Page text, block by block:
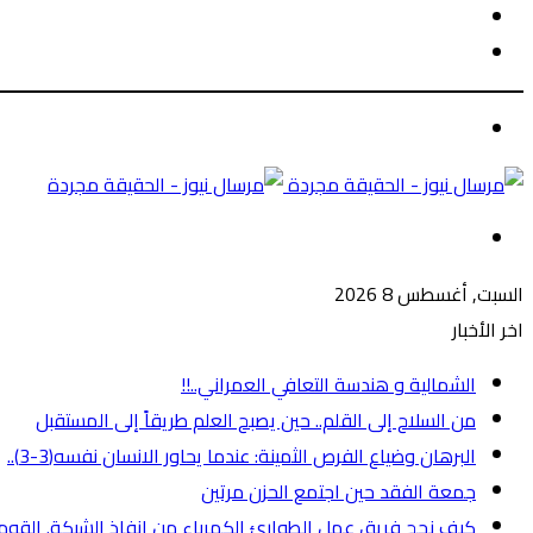
عن
السبت, أغسطس 8 2026
اخر الأخبار
الشمالية و هندسة التعافي العمراني..!!
من السلاح إلى القلم.. حين يصبح العلم طريقاً إلى المستقبل
البرهان وضياع الفرص الثمينة: عندما يحاور الانسان نفسه(3-3)..
جمعة الفقد حين اجتمع الحزن مرتين